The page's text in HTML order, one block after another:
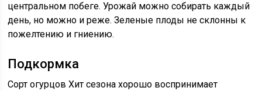
центральном побеге. Урожай можно собирать каждый
день, но можно и реже. Зеленые плоды не склонны к
пожелтению и гниению.
Подкормка
Сорт огурцов Хит сезона хорошо воспринимает